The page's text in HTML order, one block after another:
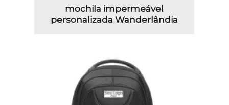
mochila impermeável
personalizada Wanderlândia